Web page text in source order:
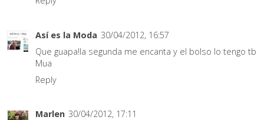
Así es la Moda 30/04/2012, 16:57
Que guapa!la segunda me encanta y el bolso lo tengo tb
Mua
Reply
Marlen 30/04/2012, 17:11